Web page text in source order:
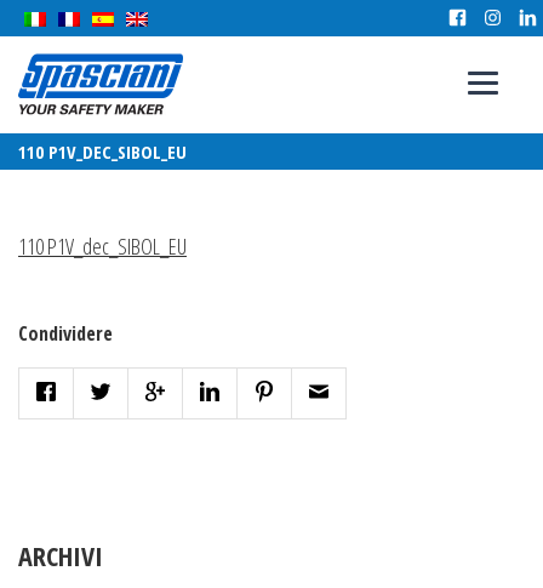
110 P1V_DEC_SIBOL_EU
110 P1V_dec_SIBOL_EU
Condividere
ARCHIVI